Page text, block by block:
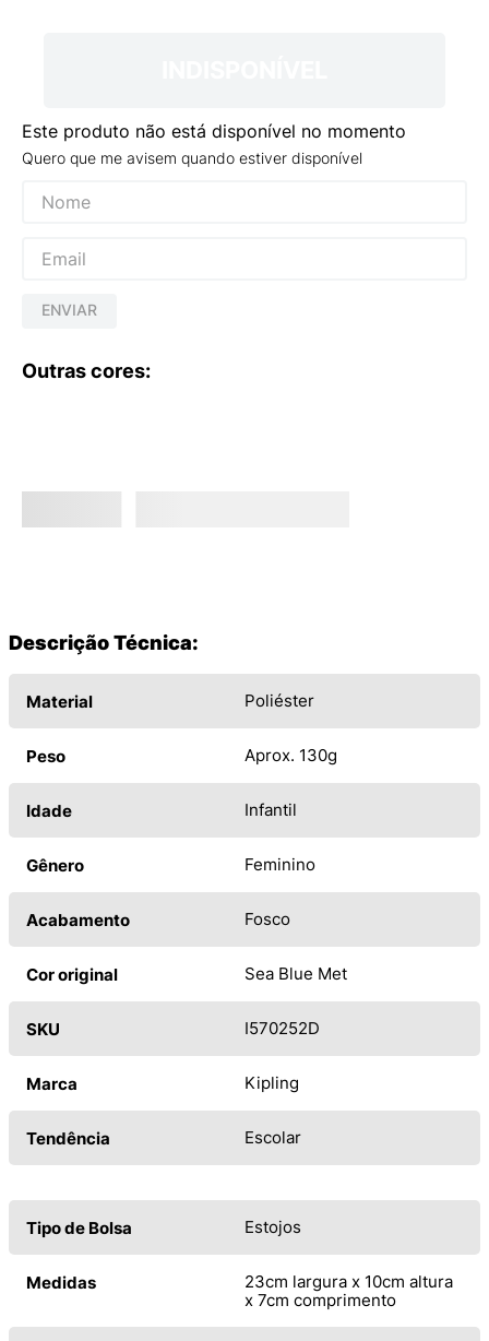
Este produto não está disponível no momento
Quero que me avisem quando estiver disponível
ENVIAR
Outras cores:
Descrição Técnica:
Material Poliéster
Peso Aprox. 130g
Idade Infantil
Gênero Feminino
Acabamento Fosco
Cor original Sea Blue Met
SKU I570252D
Marca Kipling
Tendência Escolar
Tipo de Bolsa Estojos
Medidas
23cm largura x 10cm altura
x 7cm comprimento